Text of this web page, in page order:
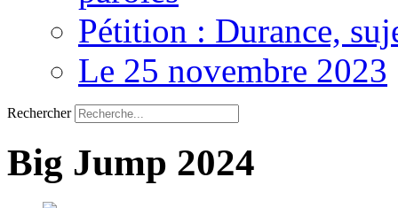
Pétition : Durance,
Le 25 novembre 2023
Rechercher
Big Jump 2024